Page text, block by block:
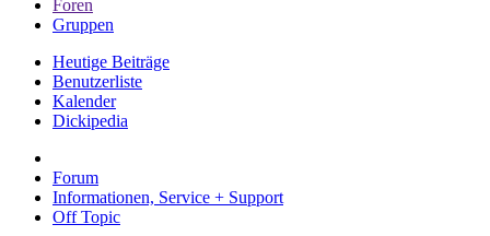
Foren
Gruppen
Heutige Beiträge
Benutzerliste
Kalender
Dickipedia
Forum
Informationen, Service + Support
Off Topic